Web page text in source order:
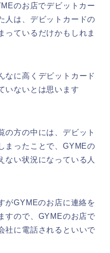
のお店でデビットカー
人は、デビットカードの
っているだけかもしれま
なに高くデビットカード
いないとは思います
の方の中には、デビット
まったことで、GYMEの
ない状況になっている人
がGYMEのお店に連絡を
すので、GYMEのお店で
社に電話されるといいで